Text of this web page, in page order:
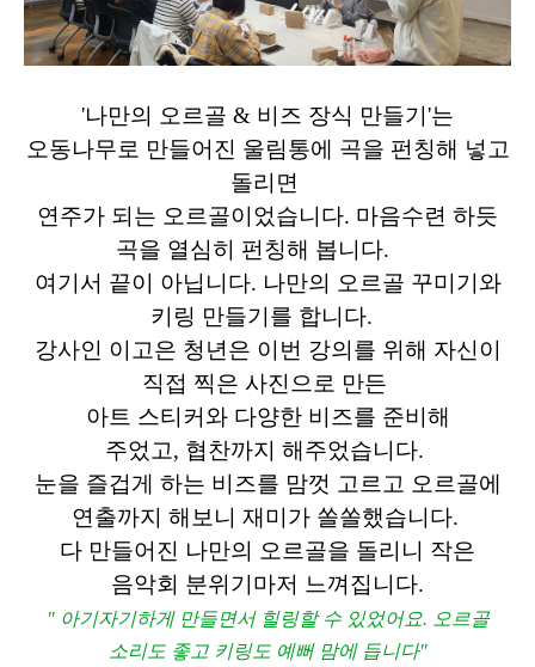
'나만의 오르골 & 비즈 장식 만들기'는
오동나무로 만들어진 울림통에 곡을 펀칭해 넣고
돌리면
연주가 되는 오르골이었습니다. 마음수련 하듯
곡을 열심히 펀칭해 봅니다.
여기서 끝이 아닙니다. 나만의 오르골 꾸미기와
키링 만들기를 합니다.
강사인 이고은 청년은 이번 강의를 위해 자신이
직접 찍은 사진으로 만든
아트 스티커와 다양한 비즈를 준비해
주었고, 협찬까지 해주었습니다.
눈을 즐겁게 하는 비즈를 맘껏 고르고 오르골에
연출까지 해보니 재미가 쏠쏠했습니다.
다 만들어진 나만의 오르골을 돌리니 작은
음악회 분위기마저 느껴집니다.
" 아기자기하게 만들면서 힐링할 수 있었어요. 오르골
소리도 좋고 키링도 예뻐 맘에 듭니다"